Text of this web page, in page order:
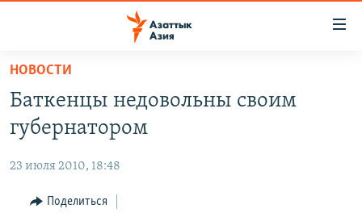
Вернуться
основному
содержанию
Вернутся
навигации
КАЗАХСТАН
УЗБЕКИСТАН
ТАДЖИКИСТАН
НОВОСТИ
ВОЙНА В УКРАИНЕ
НА ДРУГИХ ЯЗЫКАХ
ҚАЗАҚША
НОВОСТИ
Баткенцы недовольны своим
губернатором
23 июля 2010, 18:48
Поделиться